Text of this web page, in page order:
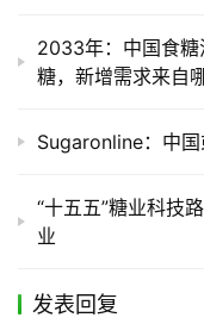
2033年：中国食糖
糖，新增需求来自
Sugaronline：中国
“十五五”糖业科技
业
发表回复